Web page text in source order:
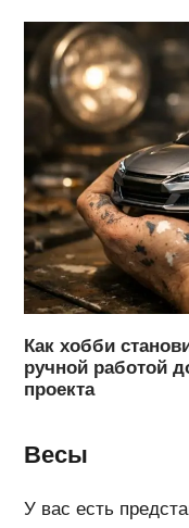
Как хобби
ручной работой
проекта
Весы
У вас есть